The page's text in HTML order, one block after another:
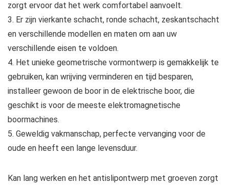
zorgt ervoor dat het werk comfortabel aanvoelt.
3. Er zijn vierkante schacht, ronde schacht, zeskantschacht
en verschillende modellen en maten om aan uw
verschillende eisen te voldoen.
4. Het unieke geometrische vormontwerp is gemakkelijk te
gebruiken, kan wrijving verminderen en tijd besparen,
installeer gewoon de boor in de elektrische boor, die
geschikt is voor de meeste elektromagnetische
boormachines.
5. Geweldig vakmanschap, perfecte vervanging voor de
oude en heeft een lange levensduur.
Kan lang werken en het antislipontwerp met groeven zorgt